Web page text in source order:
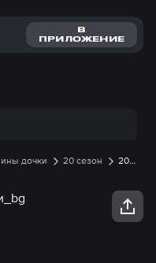
В
ПРИЛОЖЕНИЕ
дочки 20 сезон
20